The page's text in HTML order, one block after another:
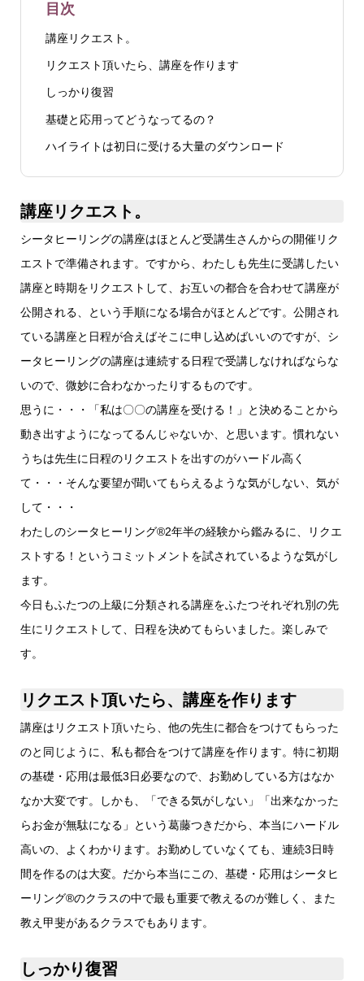
目次
講座リクエスト。
リクエスト頂いたら、講座を作ります
しっかり復習
基礎と応用ってどうなってるの？
ハイライトは初日に受ける大量のダウンロード
講座リクエスト。
シータヒーリングの講座はほとんど受講生さんからの開催リク
エストで準備されます。ですから、わたしも先生に受講したい
講座と時期をリクエストして、お互いの都合を合わせて講座が
公開される、という手順になる場合がほとんどです。公開され
ている講座と日程が合えばそこに申し込めばいいのですが、シ
ータヒーリングの講座は連続する日程で受講しなければならな
いので、微妙に合わなかったりするものです。
思うに・・・「私は〇〇の講座を受ける！」と決めることから
動き出すようになってるんじゃないか、と思います。慣れない
うちは先生に日程のリクエストを出すのがハードル高く
て・・・そんな要望が聞いてもらえるような気がしない、気が
して・・・
わたしのシータヒーリング®️2年半の経験から鑑みるに、リクエ
ストする！というコミットメントを試されているような気がし
ます。
今日もふたつの上級に分類される講座をふたつそれぞれ別の先
生にリクエストして、日程を決めてもらいました。楽しみで
す。
リクエスト頂いたら、講座を作ります
講座はリクエスト頂いたら、他の先生に都合をつけてもらった
のと同じように、私も都合をつけて講座を作ります。特に初期
の基礎・応用は最低3日必要なので、お勤めしている方はなか
なか大変です。しかも、「できる気がしない」「出来なかった
らお金が無駄になる」という葛藤つきだから、本当にハードル
高いの、よくわかります。お勤めしていなくても、連続3日時
間を作るのは大変。だから本当にこの、基礎・応用はシータヒ
ーリング®️のクラスの中で最も重要で教えるのが難しく、また
教え甲斐があるクラスでもあります。
しっかり復習